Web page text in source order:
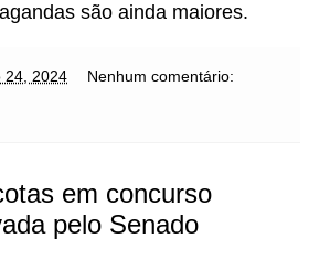
são ainda maiores.
24, 2024 Nenhum comentário:
em concurso
pelo Senado